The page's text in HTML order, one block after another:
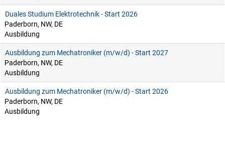
Duales Studium Elektrotechnik - Start 2026
Paderborn, NW, DE
Ausbildung
Ausbildung zum Mechatroniker (m/w/d) - Start 2027
Paderborn, NW, DE
Ausbildung
Ausbildung zum Mechatroniker (m/w/d) - Start 2026
Paderborn, NW, DE
Ausbildung